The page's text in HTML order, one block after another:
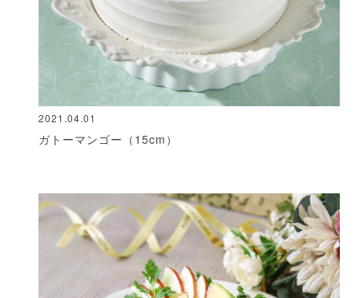
2021.04.01
ガトーマンゴー（15cm）